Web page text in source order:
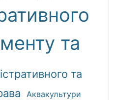
та
та
Аквакультури